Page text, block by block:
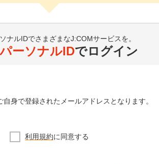
ナルIDでさまざまなJ:COMサービスを。
ーソナルIDでログイン
自身で登録されたメールアドレスとなります。
利用規約に同意する